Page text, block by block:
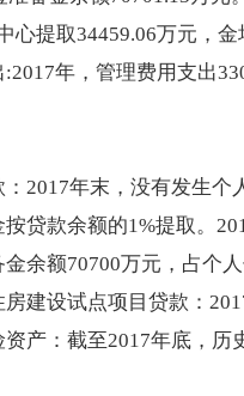
心提取34459.06万元，
:2017年，管理费用支出
：2017年末，没有发生
贷款余额的1%提取。
余额70700万元，占个
房建设试点项目贷款：
资产：截至2017年底，